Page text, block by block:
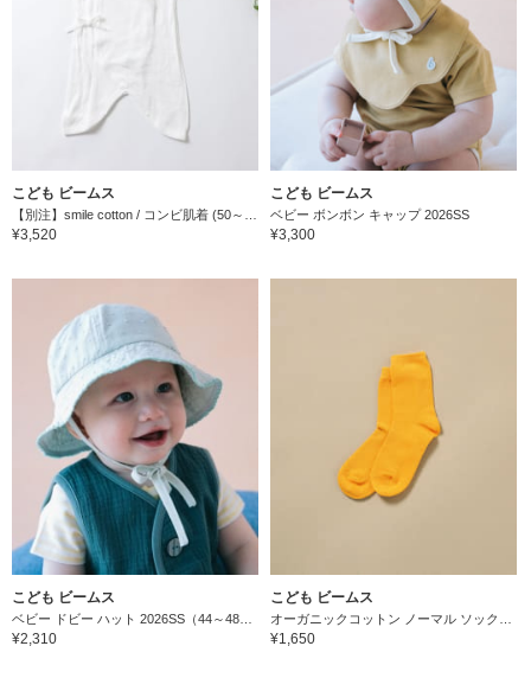
こども ビームス
【別注】smile cotton / コンビ肌着 (50～60cm)
¥3,520
こども ビームス
ベビー ボンボン キャップ 2026SS
¥3,300
こども ビームス
¥2,310
こども ビームス
¥1,650